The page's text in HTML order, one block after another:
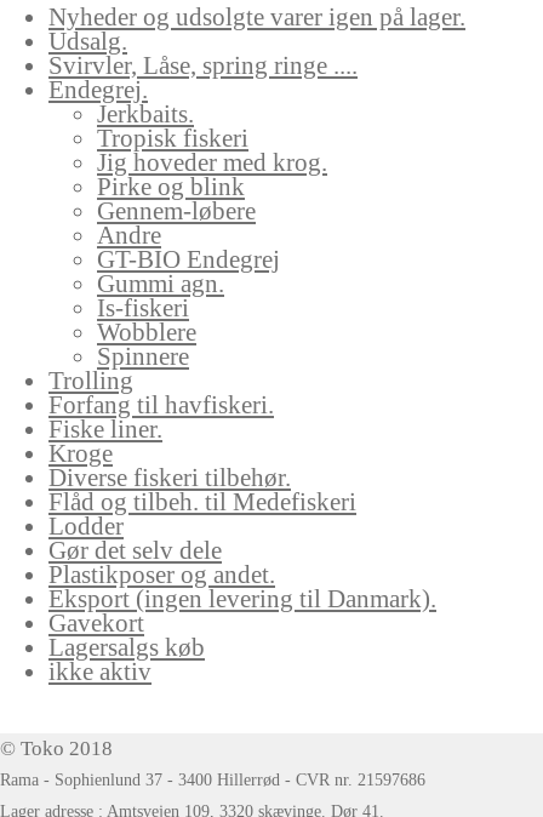
Nyheder og udsolgte varer igen på lager.
Udsalg.
Svirvler, Låse, spring ringe ....
Endegrej.
Jerkbaits.
Tropisk fiskeri
Jig hoveder med krog.
Pirke og blink
Gennem-løbere
Andre
GT-BIO Endegrej
Gummi agn.
Is-fiskeri
Wobblere
Spinnere
Trolling
Forfang til havfiskeri.
Fiske liner.
Kroge
Diverse fiskeri tilbehør.
Flåd og tilbeh. til Medefiskeri
Lodder
Gør det selv dele
Plastikposer og andet.
Eksport (ingen levering til Danmark).
Gavekort
Lagersalgs køb
ikke aktiv
© Toko 2018
Rama - Sophienlund 37 - 3400 Hillerrød - CVR nr. 21597686
Lager adresse : Amtsvejen 109, 3320 skævinge. Dør 41.